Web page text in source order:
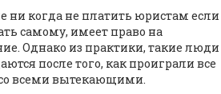
ни когда не платить юристам если
самому, имеет право на
Однако из практики, такие люди
после того, как проиграли все
всеми вытекающими.